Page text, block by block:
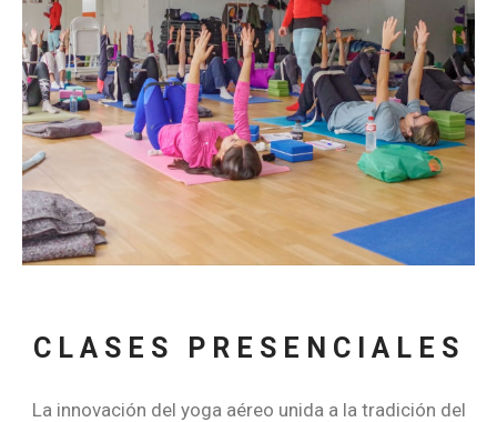
CLASES PRESENCIALES
La innovación del yoga aéreo unida a la tradición del